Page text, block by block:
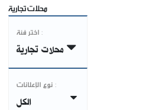
محلات تجارية
اختر فئة :
محلات تجارية
نوع الإعلانات :
الكل